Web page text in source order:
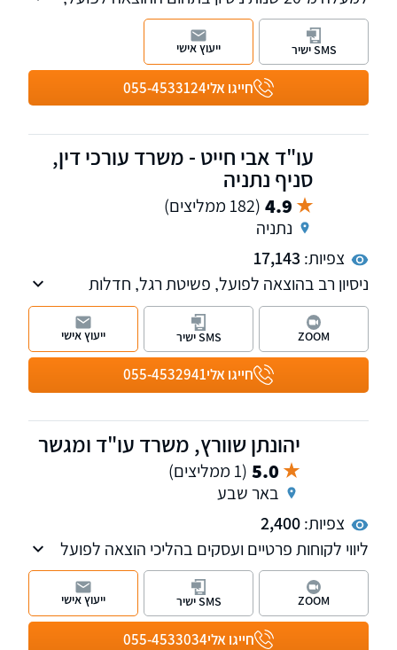
חדלות הפירעון, מחיקת חובות ועוד. המשרד עוסק
גם בתחומי דיני המשפחה, המשפט האזרחי,
המשפט הצבאי והצבאי-פלילי. מעניקים שירות
משפטי מתל אביב ועד באר שבע. ניתן לקיים
פגישה באזור מגוריכם.
חייגו אלי055-4533124
SMS ישיר ייעוץ אישי
עו"ד אבי חייט - משרד עורכי דין,
סניף נתניה
4.9 (182 ממליצים)
נתניה
צפיות: 17,143
ניסיון רב בהוצאה לפועל, פשיטת רגל, חדלות
פירעון, מחיקת חובות, משפט אזרחי ומסחרי, דיני
ירושה, ניהול סכסוכים בהליכי גישור ובוררות,
ערעורים מורכבים והסדרי חובות ללא חדלות
פירעון.
חייגו אלי055-4532941
ZOOM SMS ישיר ייעוץ אישי
יהונתן שוורץ, משרד עו"ד ומגשר
5.0 (1 ממליצים)
באר שבע
צפיות:2,400
ליווי לקוחות פרטיים ועסקים בהליכי הוצאה לפועל
וחדלות פירעון-פשיטת רגל, לשון הרע, סכסוכי
שכנים, ליקויי בניה, מכר במקרקעין, תביעות
כספיות, עריכת ייפוי כוח מתמשך, בנקאות וגביית
חובות עבור לקוחות פרטיים ועסקיים
חייגו אלי055-4533034
ZOOM SMS ישיר ייעוץ אישי